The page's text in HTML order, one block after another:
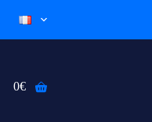
Panier
0€